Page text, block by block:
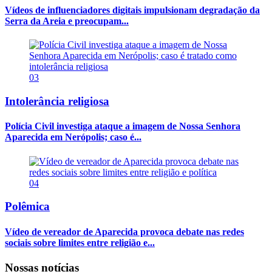
Vídeos de influenciadores digitais impulsionam degradação da
Serra da Areia e preocupam...
03
Intolerância religiosa
Polícia Civil investiga ataque a imagem de Nossa Senhora
Aparecida em Nerópolis; caso é...
04
Polêmica
Vídeo de vereador de Aparecida provoca debate nas redes
sociais sobre limites entre religião e...
Nossas notícias